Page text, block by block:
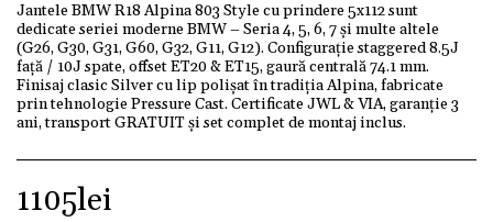
Jantele BMW R18 Alpina 803 Style cu prindere 5x112 sunt
dedicate seriei moderne BMW – Seria 4, 5, 6, 7 și multe altele
(G26, G30, G31, G60, G32, G11, G12). Configurație staggered 8.5J
față / 10J spate, offset ET20 & ET15, gaură centrală 74.1 mm.
Finisaj clasic Silver cu lip polișat în tradiția Alpina, fabricate
prin tehnologie Pressure Cast. Certificate JWL & VIA, garanție 3
ani, transport GRATUIT și set complet de montaj inclus.
1105lei